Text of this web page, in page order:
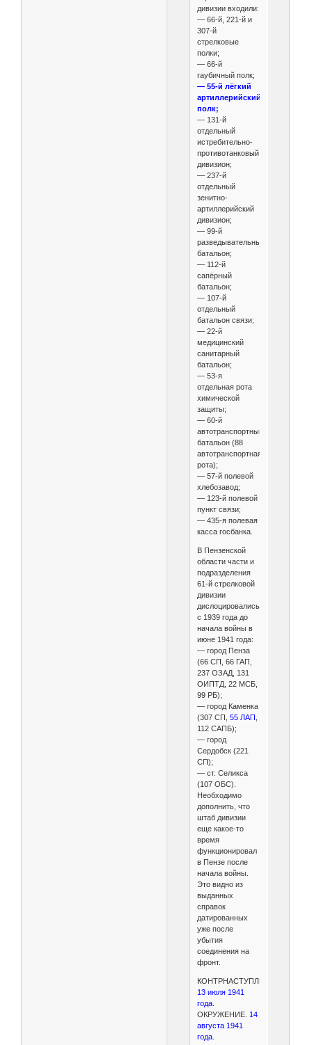
дивизии входили:
— 66-й, 221-й и
307-й
стрелковые
полки;
— 66-й
гаубичный полк;
— 55-й лёгкий
артиллерийский
полк;
— 131-й
отдельный
истребительно-
противотанковый
дивизион;
— 237-й
отдельный
зенитно-
артиллерийский
дивизион;
— 99-й
разведывательный
батальон;
— 112-й
сапёрный
батальон;
— 107-й
отдельный
батальон связи;
— 22-й
медицинский
санитарный
батальон;
— 53-я
отдельная рота
химической
защиты;
— 60-й
автотранспортный
батальон (88
автотранспортная
рота);
— 57-й полевой
хлебозавод;
— 123-й полевой
пункт связи;
— 435-я полевая
касса госбанка.
В Пензенской
области части и
подразделения
61-й стрелковой
дивизии
дислоцировались
с 1939 года до
начала войны в
июне 1941 года:
— город Пенза
(66 СП, 66 ГАП,
237 ОЗАД, 131
ОИПТД, 22 МСБ,
99 РБ);
— город Каменка
(307 СП, 55 ЛАП
112 САПБ);
— город
Сердобск (221
СП);
— ст. Селикса
(107 ОБС).
Необходимо
дополнить, что
штаб дивизии
еще какое-то
время
функционировал
в Пензе после
начала войны.
Это видно из
выданных
справок
датированных
уже после
убытия
соединения на
фронт.
КОНТРНАСТУПЛЕНИЕ.
13 июля 1941
года.
ОКРУЖЕНИЕ. 14
августа 1941
года.